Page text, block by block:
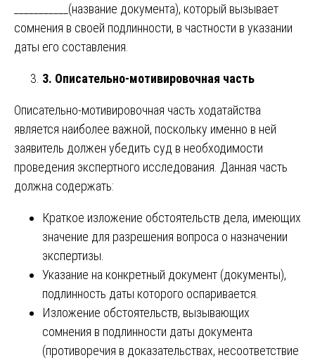
___________(название документа), который вызывает
сомнения в своей подлинности, в частности в указании
даты его составления.
3. Описательно-мотивировочная часть
Описательно-мотивировочная часть ходатайства
является наиболее важной, поскольку именно в ней
заявитель должен убедить суд в необходимости
проведения экспертного исследования. Данная часть
должна содержать:
Краткое изложение обстоятельств дела, имеющих
значение для разрешения вопроса о назначении
экспертизы.
Указание на конкретный документ (документы),
подлинность даты которого оспаривается.
Изложение обстоятельств, вызывающих
сомнения в подлинности даты документа
(противоречия в доказательствах, несоответствие